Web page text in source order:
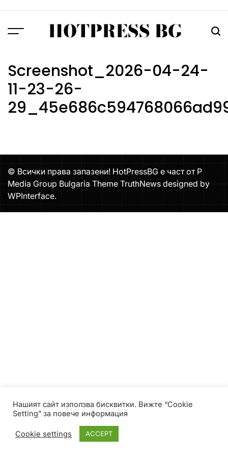
content
Menu HOTPRESS BG
Screenshot_2026-04-24-
11-23-26-
© Всички права запазени! HotPressBG е част от P
Media Group Bulgaria Theme TruthNews designed by
WPInterface.
Нашият сайт използва бисквитки. Вижте “Cookie
Setting” за повече информация
Cookie settings ACCEPT